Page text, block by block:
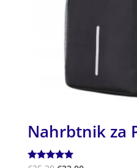
Nahrbtnik za